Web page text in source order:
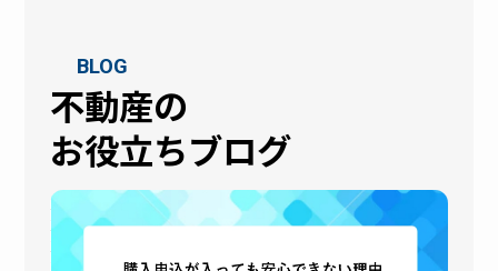
BLOG
不動産の
お役立ちブログ